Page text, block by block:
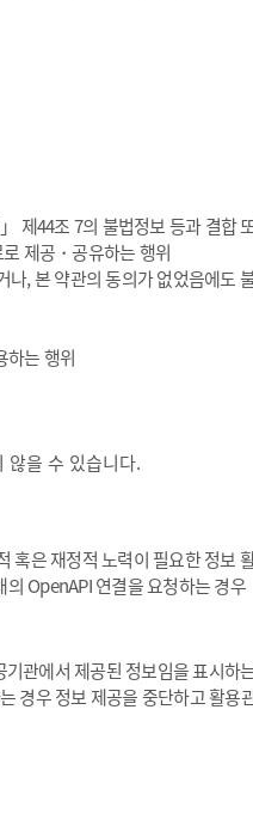
제44조 7의 불법정보 등과 결합
제공・공유하는 행위
, 본 약관의 동의가 없었음에도
하는 행위
않을 수 있습니다.
혹은 재정적 노력이 필요한 정보
OpenAPI 연결을 요청하는 경우
관에서 제공된 정보임을 표시하
경우 정보 제공을 중단하고 활용